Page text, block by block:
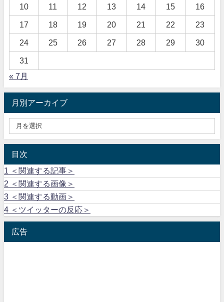
10 11 12 13 14 15 16
17 18 19 20 21 22 23
24 25 26 27 28 29 30
31
« 7月
月別アーカイブ
目次
1
＜関連する記事＞
2 ＜関連する画像＞
3 ＜関連する動画＞
4 ＜ツイッターの反応＞
広告